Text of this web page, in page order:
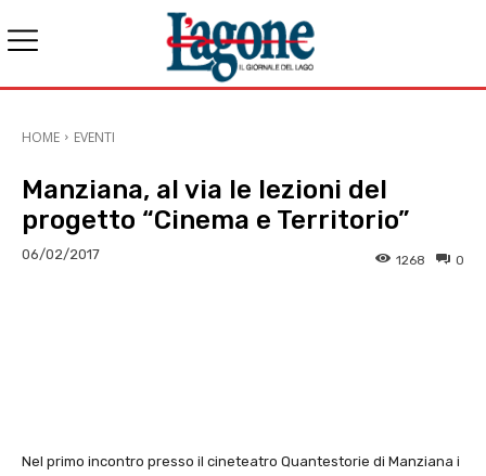
HOME EVENTI
Manziana, al via le lezioni del
progetto “Cinema e Territorio”
06/02/2017 0
1268
Nel primo incontro presso il cineteatro Quantestorie di Manziana i